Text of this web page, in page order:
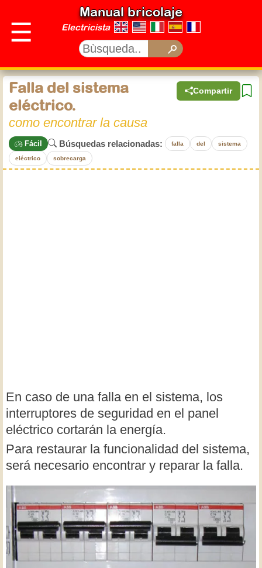
☰
Manual bricolaje
Electricista
Compartir
Falla del sistema
eléctrico.
como encontrar la causa
Fácil Búsquedas relacionadas: falla del sistema
eléctrico sobrecarga
En caso de una falla en el sistema, los
interruptores de seguridad en el panel
eléctrico cortarán la energía.
Para restaurar la funcionalidad del sistema,
será necesario encontrar y reparar la falla.